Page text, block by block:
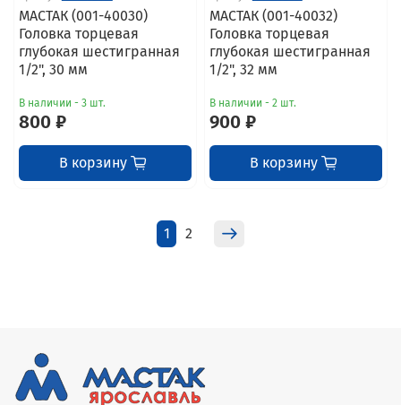
МАСТАК (001-40030)
Головка торцевая
глубокая шестигранная
1/2", 30 мм
В наличии - 3 шт.
800 ₽
В корзину
МАСТАК (001-40032)
Головка торцевая
глубокая шестигранная
1/2", 32 мм
В наличии - 2 шт.
900 ₽
В корзину
1 2